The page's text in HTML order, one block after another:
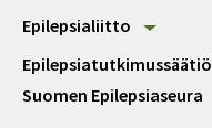
Epilepsialiitto
Epilepsiatutkimussäätiö
Suomen Epilepsiaseura